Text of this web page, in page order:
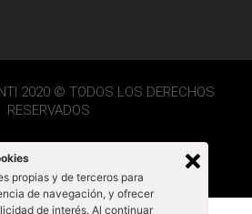
propias y de terceros para
de navegación, y ofrecer
de interés. Al continuar
2020 © TODOS LOS DERECHOS
RESERVADOS